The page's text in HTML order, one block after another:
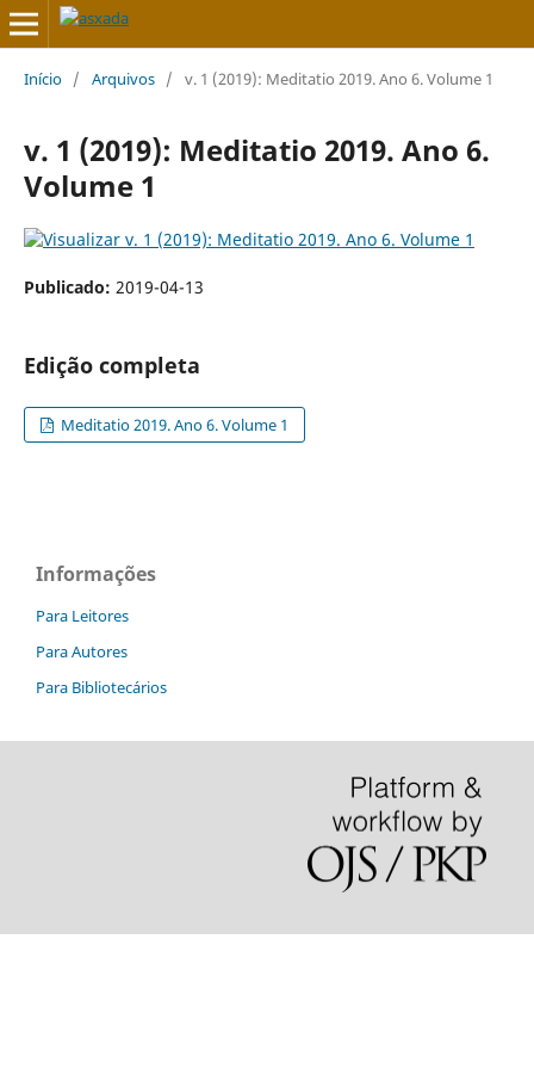
Início / Arquivos / v. 1 (2019): Meditatio 2019. Ano 6. Volume 1
v. 1 (2019): Meditatio 2019. Ano 6.
Volume 1
Publicado: 2019-04-13
Edição completa
Meditatio 2019. Ano 6. Volume 1
Informações
Para Leitores
Para Autores
Para Bibliotecários